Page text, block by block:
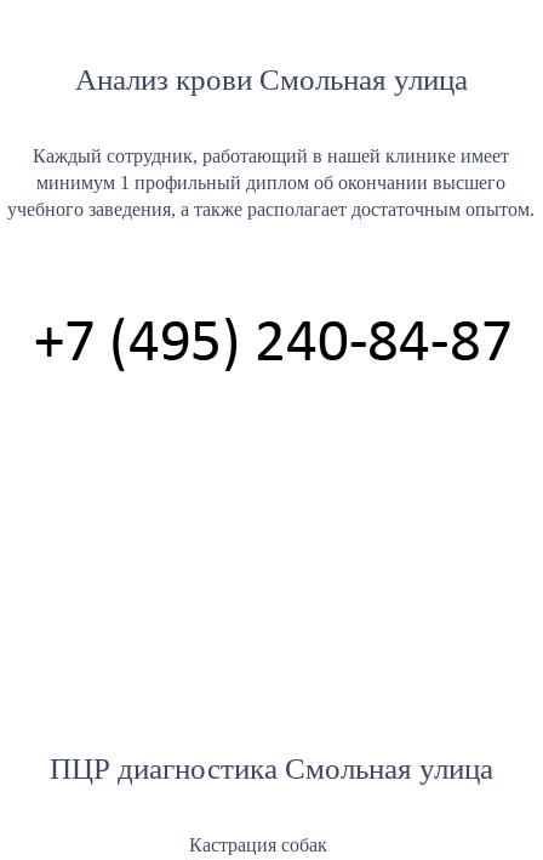
Анализ крови Смольная улица
Каждый сотрудник, работающий в нашей клинике имеет
минимум 1 профильный диплом об окончании высшего
учебного заведения, а также располагает достаточным опытом.
ПЦР диагностика Смольная улица
Кастрация собак